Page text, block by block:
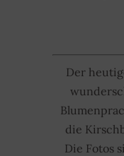
Der
die
Die Fotos